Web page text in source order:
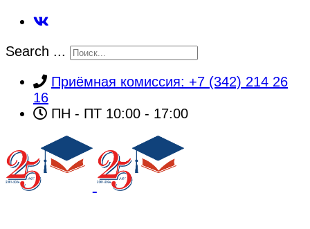
Search ...
Приёмная комиссия: +7 (342) 214 26
16
ПН - ПТ 10:00 - 17:00